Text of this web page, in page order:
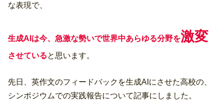
な表現で、
生成AIは今、急激な勢いで世界中あらゆる分野を激変
させていると思います。
先日、英作文のフィードバックを生成AIにさせた高校の、
シンポジウムでの実践報告について記事にしました。